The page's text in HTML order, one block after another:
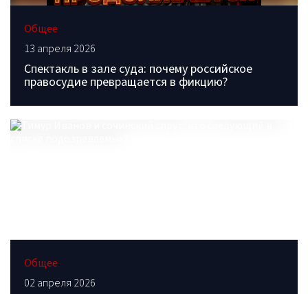
Общее
13 апреля 2026
Спектакль в зале суда: почему российское
правосудие превращается в фикцию?
Общее
02 апреля 2026